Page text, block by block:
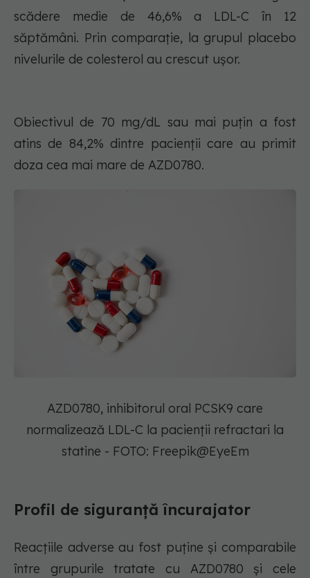
scădere medie de 46,6% a LDL-C în 12
săptămâni. Prin comparație, la grupul placebo
nivelurile de colesterol au crescut ușor.
Obiectivul de 70 mg/dL sau mai puțin a fost
atins de 84,2% dintre pacienții care au primit
doza cea mai mare de AZD0780.
AZD0780, inhibitorul oral PCSK9 care
normalizează LDL-C la pacienții refractari la
statine - FOTO: Freepik@EyeEm
Profil de siguranță încurajator
Reacțiile adverse au fost puține și comparabile
între grupurile tratate cu AZD0780 și cele